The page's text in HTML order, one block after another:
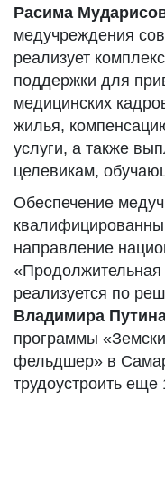
Расима
медучреждения
реализует
поддержки для
медицинских
жилья,
услуги, а также
целевикам,
Обеспечение
направление
«Продолжительная
реализуется по
Владимира
программы
фельдшер» в
трудоустроить